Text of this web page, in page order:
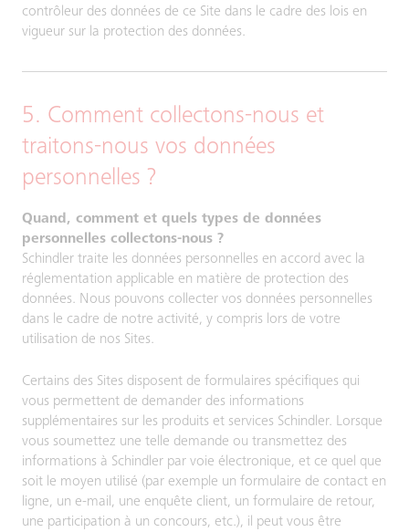
contrôleur des données de ce Site dans le cadre des lois en
vigueur sur la protection des données.
5. Comment collectons-nous et
traitons-nous vos données
personnelles ?
Quand, comment et quels types de données
personnelles collectons-nous ?
Schindler traite les données personnelles en accord avec la
réglementation applicable en matière de protection des
données. Nous pouvons collecter vos données personnelles
dans le cadre de notre activité, y compris lors de votre
utilisation de nos Sites.
Certains des Sites disposent de formulaires spécifiques qui
vous permettent de demander des informations
supplémentaires sur les produits et services Schindler. Lorsque
vous soumettez une telle demande ou transmettez des
informations à Schindler par voie électronique, et ce quel que
soit le moyen utilisé (par exemple un formulaire de contact en
ligne, un e-mail, une enquête client, un formulaire de retour,
une participation à un concours, etc.), il peut vous être